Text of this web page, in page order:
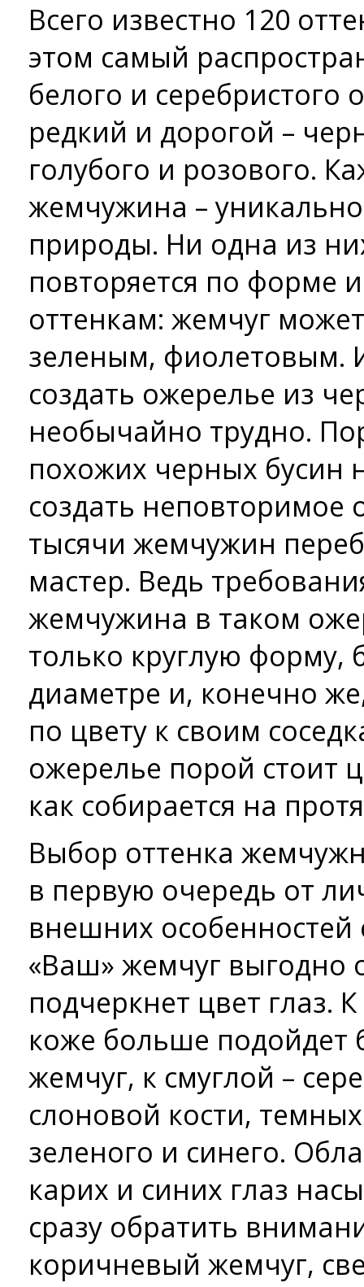
Всего известно 120
этом самый
белого и серебристого
редкий и дорогой –
голубого и розового.
жемчужина –
природы. Ни одна из
повторяется по
оттенкам: жемчуг
зеленым, фиолетовым.
создать ожерелье из
необычайно трудно.
похожих черных бусин
создать неповторимое
тысячи жемчужин
мастер. Ведь
жемчужина в таком
только круглую форму,
диаметре и, конечно
по цвету к своим
ожерелье порой стоит
как собирается на
Выбор оттенка
в первую очередь от
внешних
«Ваш» жемчуг выгодно
подчеркнет цвет глаз.
коже больше подойдет
жемчуг, к смуглой –
слоновой кости,
зеленого и синего.
карих и синих глаз
сразу обратить
коричневый жемчуг,